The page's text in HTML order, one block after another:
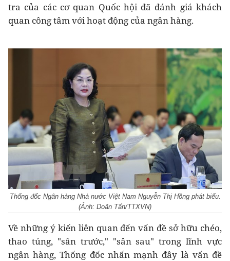
tra của các cơ quan Quốc hội đã đánh giá khách
quan công tâm với hoạt động của ngân hàng.
Thống đốc Ngân hàng Nhà nước Việt Nam Nguyễn Thị Hồng phát biểu.
(Ảnh: Doãn Tấn/TTXVN)
Về những ý kiến liên quan đến vấn đề sở hữu chéo,
thao túng, "sân trước," "sân sau" trong lĩnh vực
ngân hàng, Thống đốc nhấn mạnh đây là vấn đề